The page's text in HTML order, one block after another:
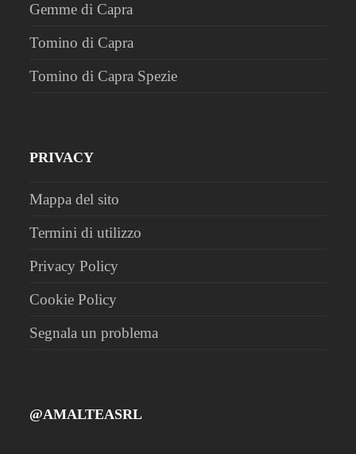
Gemme di Capra
Tomino di Capra
Tomino di Capra Spezie
PRIVACY
Mappa del sito
Termini di utilizzo
Privacy Policy
Cookie Policy
Segnala un problema
@AMALTEASRL